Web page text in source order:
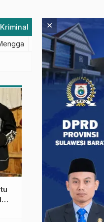
Kriminal Lifestyle
#featured #Polda
×